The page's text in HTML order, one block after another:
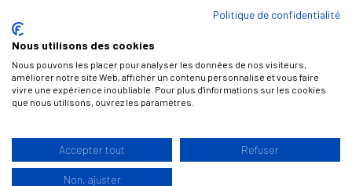
© 2026 Théodore Maison de Peinture, tous droits réservés |
Politique de confidentialité
Nous utilisons des cookies
Nous pouvons les placer pour analyser les données de nos visiteurs,
améliorer notre site Web, afficher un contenu personnalisé et vous faire
vivre une expérience inoubliable. Pour plus d'informations sur les cookies
que nous utilisons, ouvrez les paramètres.
Accepter tout Refuser
Non, ajuster